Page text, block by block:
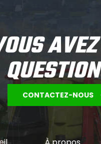
CONTACTEZ-NOUS